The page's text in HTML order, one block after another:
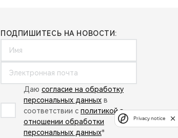
ПОДПИШИТЕСЬ НА НОВОСТИ:
Даю согласие на обработку
персональных данных в
соответствии с политикой в
отношении обработки
персональных данных*
Privacy notice